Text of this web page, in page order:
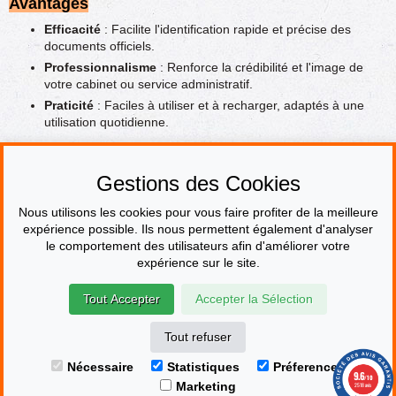
Avantages
Efficacité : Facilite l'identification rapide et précise des
documents officiels.
Professionnalisme : Renforce la crédibilité et l'image de
votre cabinet ou service administratif.
Praticité : Faciles à utiliser et à recharger, adaptés à une
utilisation quotidienne.
Adoptez lestampons encreurs personnalisés Trodat pour le
opérations et afficher un professionnalisme irréprochable dans
PAIEMENT SÉCURISÉ
© Le fabricant de Tampons Contact
Mentions légales
Devenir revendeur
Marchand approuvé par la Société des Avis Garantis,
cliquez ici pour
afficher l'attestation.
Gestions des Cookies
Nous utilisons les cookies pour vous faire profiter de la meilleure
expérience possible. Ils nous permettent également d'analyser
le comportement des utilisateurs afin d'améliorer votre
expérience sur le site.
Tout Accepter Accepter la Sélection
Tout refuser
Nécessaire Statistiques
Préferences
Marketing
9.6/10
2518 avis